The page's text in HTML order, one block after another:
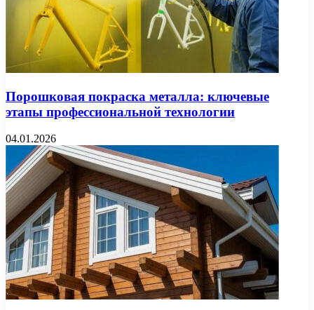
Порошковая покраска металла: ключевые
этапы профессиональной технологии
04.01.2026